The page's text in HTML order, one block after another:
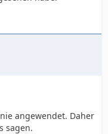
angewendet. Daher
sagen.